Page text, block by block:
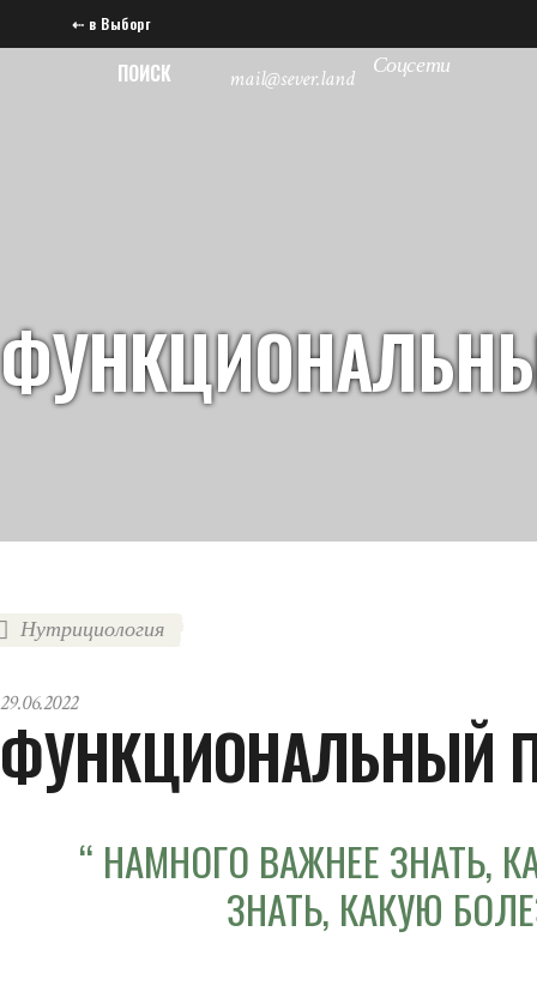
⇠ в Выборг
ПОИСК mail@sever.land Соцсети
Нутрициология
29.06.2022
ФУНКЦИОНАЛЬНЫЙ
НАМНОГО ВАЖНЕЕ ЗНАТЬ,
ЗНАТЬ, КАКУЮ